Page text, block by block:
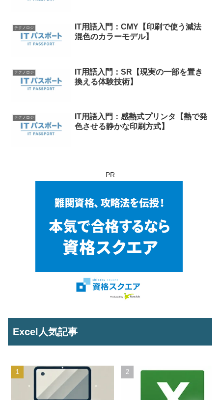
テクノロジ
IT用語入門：CMY【印刷で使う減法
混色のカラーモデル】
テクノロジ
IT用語入門：SR【現実の一部を置き
換える体験技術】
テクノロジ
IT用語入門：感熱式プリンタ【熱で発
色させる静かな印刷方式】
PR
Excel人気記事